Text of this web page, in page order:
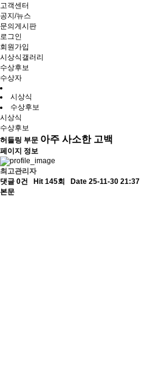
고객센터
공지/뉴스
문의게시판
로그인
회원가입
시상식갤러리
수상후보
수상자
시상식
수상후보
시상식
수상후보
허들링 부문 아주 사소한 고백
페이지 정보
최고관리자
댓글 0건
Hit 145회
Date 25-11-30 21:37
본문